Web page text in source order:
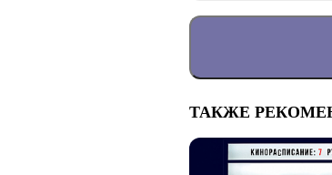
ТАКЖЕ